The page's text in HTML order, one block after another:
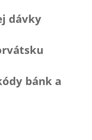
dávky
bánk a